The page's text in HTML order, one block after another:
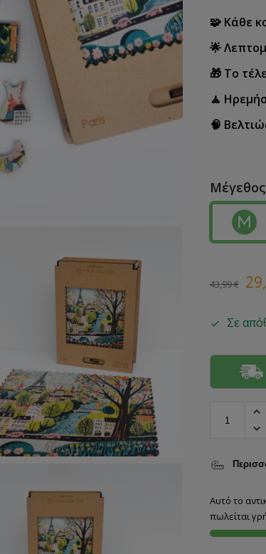
🧩 Κάθε
🌟
🎁 Το
🧘
🧠
Μέγεθος
43,99€
Σε
Αυτό το
πωλείται